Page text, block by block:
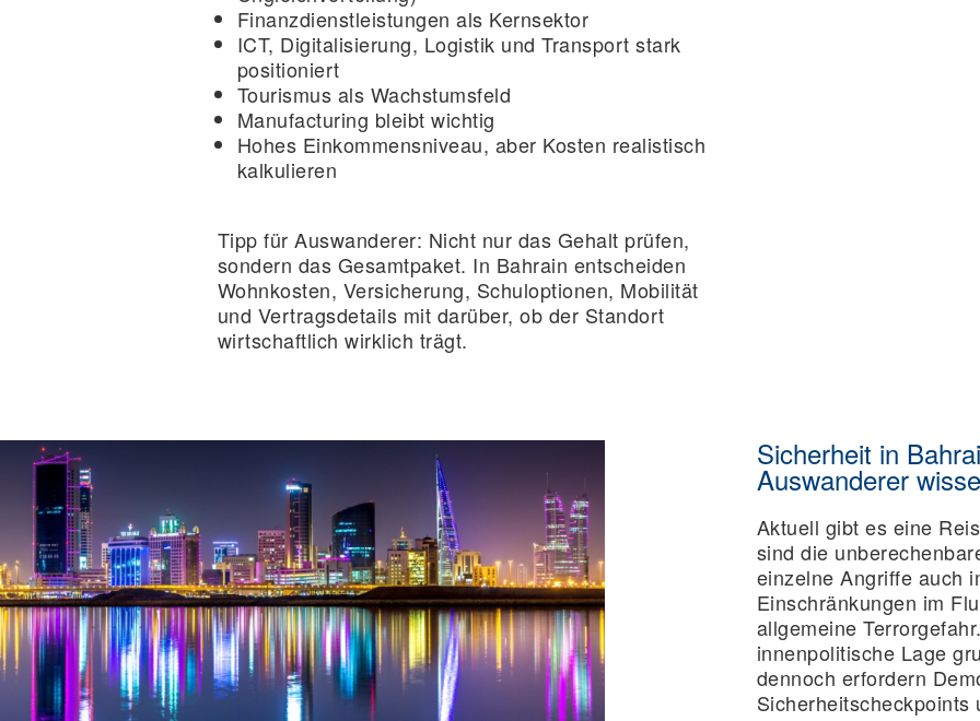
Finanzdienstleistungenals Kernsektor
ICT, Digitalisierung, Logistik und Transport stark
positioniert
Tourismus als Wachstumsfeld
Manufacturing bleibt wichtig
Hohes Einkommensniveau, aber Kosten realistisch
kalkulieren
Tipp für Auswanderer: Nicht nur das Gehalt prüfen,
sondern das Gesamtpaket. In Bahrain entscheiden
Wohnkosten, Versicherung, Schuloptionen, Mobilität
und Vertragsdetails mit darüber, ob der Standort
wirtschaftlich wirklich trägt.
Sicherheit in
Auswanderer
Aktuell gibt es eine
sind die
einzelne Angriffe auch
Einschränkungen im
allgemeine
innenpolitische Lage
dennoch erfordern
Sicherheitscheckpoints